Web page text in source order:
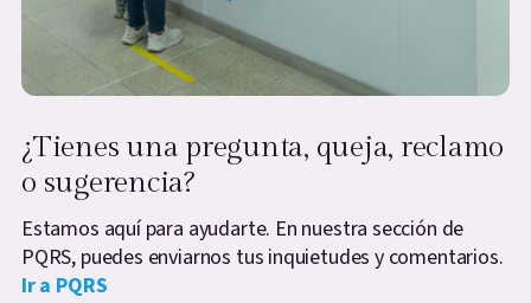
¿Tienes una pregunta, queja, reclamo
o sugerencia?
Estamos aquí para ayudarte. En nuestra sección de
PQRS, puedes enviarnos tus inquietudes y comentarios.
Ir a PQRS